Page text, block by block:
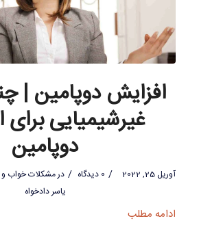
افزایش دوپامین |
غیرشیمیایی برای
دوپامین
آوریل 25, 2022 / 0 دیدگاه / درمشکلات خواب
یاسر دادخواه
ادامه مطلب